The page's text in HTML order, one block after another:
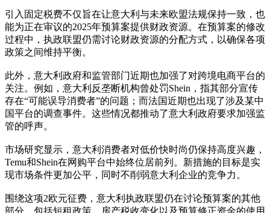
引入固定税费不仅旨在让意大利与未来欧盟法规保持一致，也
能为正在审议的2025年预算案提供财政资源。在预算案的修改
过程中，执政联盟仍需讨论财政资源的分配方式，以确保各项
政策之间维持平衡。
此外，意大利政府和监管部门近期也加强了对跨境电商平台的
关注。例如，意大利反垄断机构曾处罚Shein，指其部分宣传
存在“可能误导消费者”的问题；而法国近期也出现了涉及某中
国平台的调查事件。这些情况都推动了意大利政府要求加强监
管的呼声。
市场研究显示，意大利消费者对低价快时尚仍保持高度兴趣，
Temu和Shein在网购平台中始终位居前列。新措施的目标是实
现市场条件更加公平，同时不削弱意大利企业的竞争力。
围绕这项2欧元征费，意大利执政联盟仍在讨论预算案的其他